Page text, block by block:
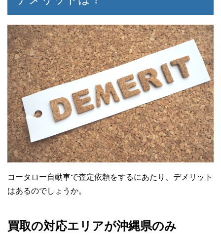
コータロー自動車で査定依頼をするにあたり、デメリット
はあるのでしょうか。
買取の対応エリアが沖縄県のみ